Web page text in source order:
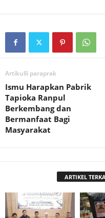
Artikulli paraprak
Ismu Harapkan Pabrik
Tapioka Ranpul
Berkembang dan
Bermanfaat Bagi
Masyarakat
ARTIKEL